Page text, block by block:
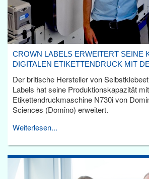
CROWN LABELS ERWEITERT SEINE
DIGITALEN ETIKETTENDRUCK MIT
Der britische Hersteller von
Labels hat seine Produktionskapazität
Etikettendruckmaschine N730i von
Sciences (Domino) erweitert.
Weiterlesen...